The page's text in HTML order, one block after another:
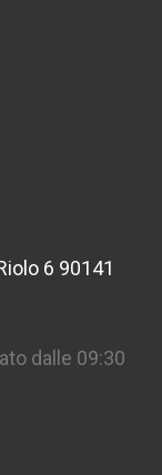
6 90141
dalle 09:30